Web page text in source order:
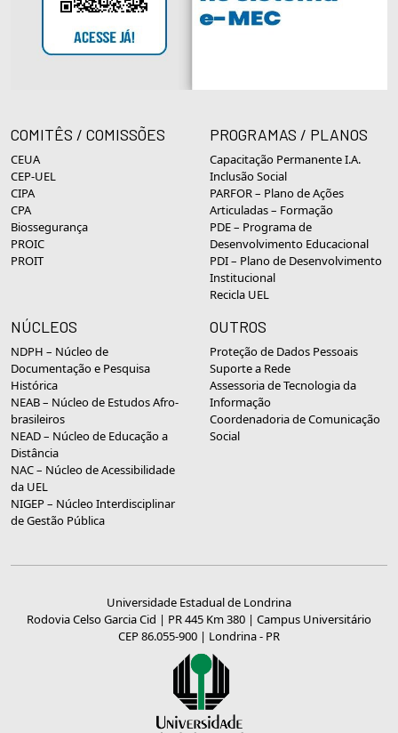
COMITÊS / COMISSÕES
CEUA
CEP-UEL
CIPA
CPA
Biossegurança
PROIC
PROIT
PROGRAMAS / PLANOS
Capacitação Permanente I.A.
Inclusão Social
PARFOR – Plano de Ações
Articuladas – Formação
PDE – Programa de
Desenvolvimento Educacional
PDI – Plano de Desenvolvimento
Institucional
Recicla UEL
NÚCLEOS
NDPH – Núcleo de
Documentação e Pesquisa
Histórica
NEAB – Núcleo de Estudos Afro-
brasileiros
NEAD – Núcleo de Educação a
Distância
NAC – Núcleo de Acessibilidade
da UEL
NIGEP – Núcleo Interdisciplinar
de Gestão Pública
OUTROS
Proteção de Dados Pessoais
Suporte a Rede
Assessoria de Tecnologia da
Informação
Coordenadoria de Comunicação
Social
Universidade Estadual de Londrina
Rodovia Celso Garcia Cid | PR 445 Km 380 | Campus Universitário
CEP 86.055-900 | Londrina - PR